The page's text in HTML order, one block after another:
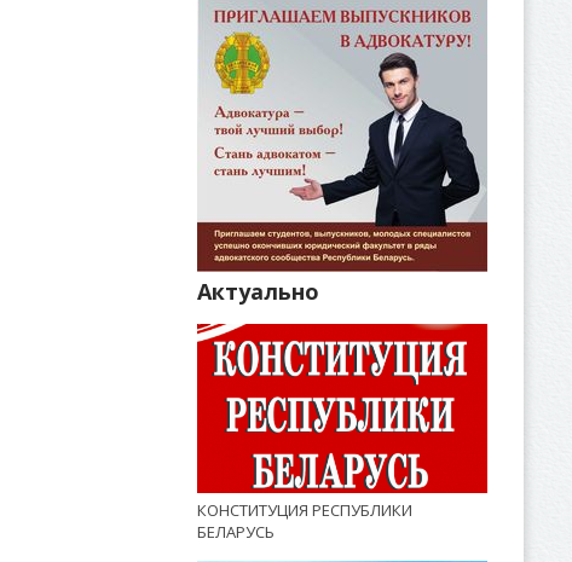
Актуально
КОНСТИТУЦИЯ РЕСПУБЛИКИ
БЕЛАРУСЬ